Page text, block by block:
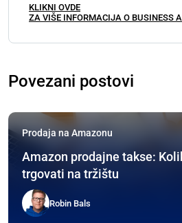
KLIKNI OVDE
ZA VIŠE INFORMACIJA O BUSINESS
Povezani postovi
Prodaja na Amazonu
Amazon prodajne takse:
trgovati na tržištu
Robin Bals